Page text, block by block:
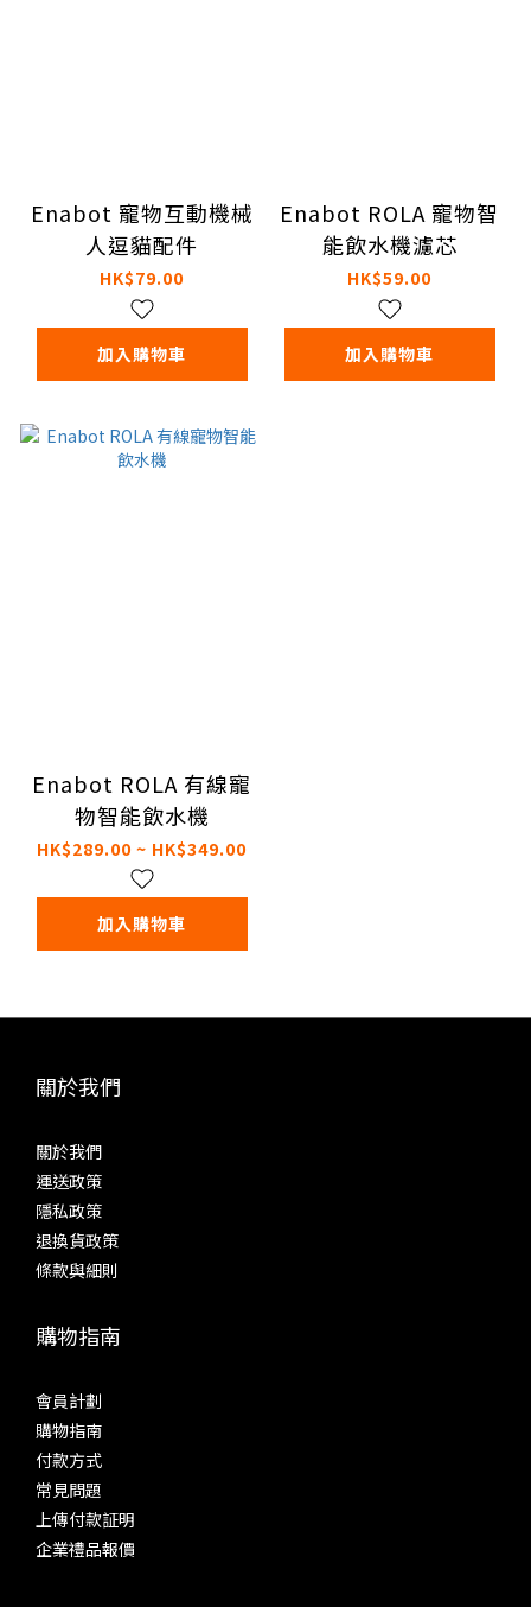
Enabot 寵物互動機械
人逗貓配件
HK$79.00
加入購物車
Enabot ROLA 寵物智
能飲水機濾芯
HK$59.00
加入購物車
Enabot ROLA 有線寵
物智能飲水機
HK$289.00 ~ HK$349.00
加入購物車
關於我們
關於我們
運送政策
隱私政策
退換貨政策
條款與細則
購物指南
會員計劃
購物指南
付款方式
常見問題
上傳付款証明
企業禮品報價